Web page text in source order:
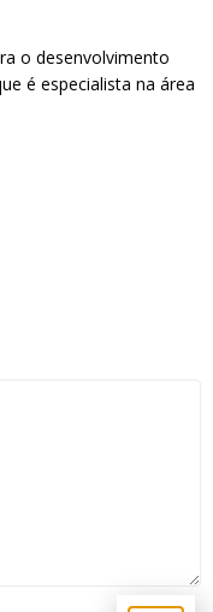
o desenvolvimento
é especialista na área